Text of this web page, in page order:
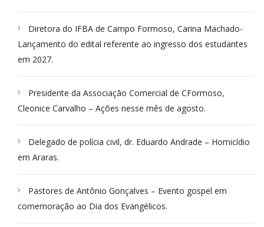
Diretora do IFBA de Campo Formoso, Carina Machado-
Lançamento do edital referente ao ingresso dos estudantes
em 2027.
Presidente da Associação Comercial de CFormoso,
Cleonice Carvalho – Ações nesse mês de agosto.
Delegado de polícia civil, dr. Eduardo Andrade – Homicídio
em Araras.
Pastores de Antônio Gonçalves – Evento gospel em
comemoração ao Dia dos Evangélicos.